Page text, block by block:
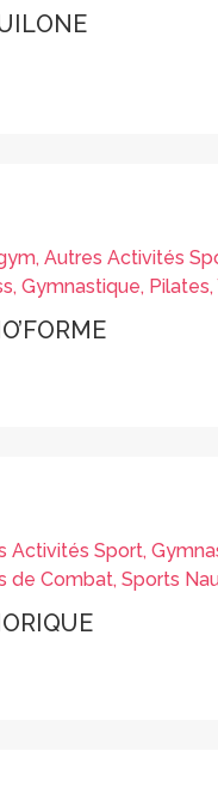
Autres Activités
Gymnastique, Pilates,
Activités Sport,
de Combat, Sports